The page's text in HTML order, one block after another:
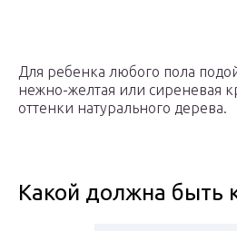
Для ребенка любого пола
нежно-желтая или сиреневая
оттенки натурального дерева.
Какой должна быть